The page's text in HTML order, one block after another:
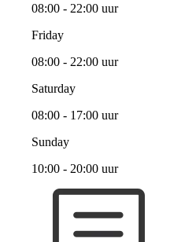
08:00 - 22:00 uur
Friday
08:00 - 22:00 uur
Saturday
08:00 - 17:00 uur
Sunday
10:00 - 20:00 uur